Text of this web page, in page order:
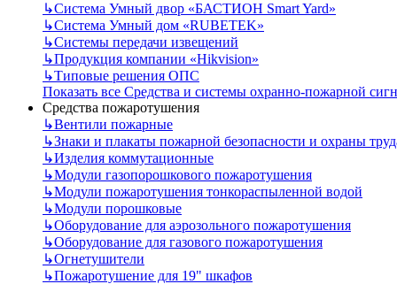
↳Система Умный двор «БАСТИОН Smart Yard»
↳Система Умный дом «RUBETEK»
↳Системы передачи извещений
↳Продукция компании «Hikvision»
↳Типовые решения ОПС
Показать все Средства и системы охранно-пожарной
Средства пожаротушения
↳Вентили пожарные
↳Знаки и плакаты пожарной безопасности и охраны
↳Изделия коммутационные
↳Модули газопорошкового пожаротушения
↳Модули пожаротушения тонкораспыленной водой
↳Модули порошковые
↳Оборудование для аэрозольного пожаротушения
↳Оборудование для газового пожаротушения
↳Огнетушители
↳Пожаротушение для 19" шкафов